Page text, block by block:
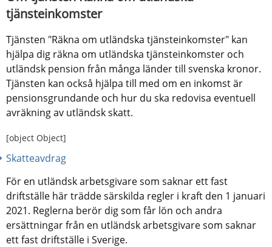
tjänsteinkomster
Tjänsten "Räkna om utländska tjänsteinkomster" kan
hjälpa dig räkna om utländska tjänsteinkomster och
utländsk pension från många länder till svenska kronor.
Tjänsten kan också hjälpa till med om en inkomst är
pensionsgrundande och hur du ska redovisa eventuell
avräkning av utländsk skatt.
[object Object]
Skatteavdrag
För en utländsk arbetsgivare som saknar ett fast
driftställe här trädde särskilda regler i kraft den 1 januari
2021. Reglerna berör dig som får lön och andra
ersättningar från en utländsk arbetsgivare som saknar
ett fast driftställe i Sverige.